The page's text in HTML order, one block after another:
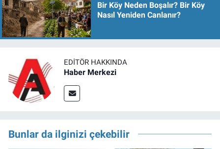
Bir Köy Neden Boşalır? Bir Köy
Nasıl Yeniden Canlanır?
EDITÖR HAKKINDA
Haber Merkezi
Bunlar da ilginizi çekebilir